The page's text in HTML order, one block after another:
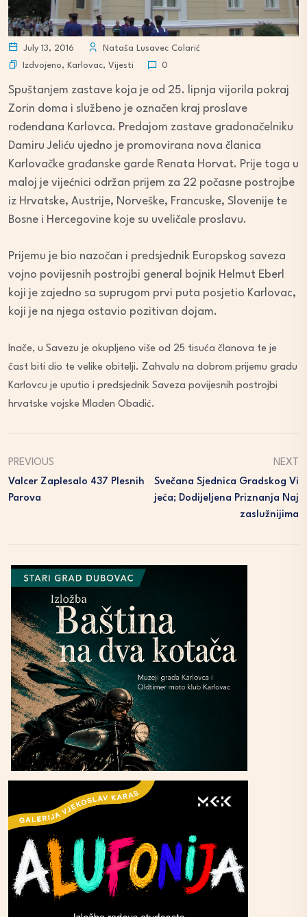
July 13, 2016
Nataša Lusavec Colarić
Izdvojeno, Karlovac, Vijesti 0
Spuštanjem zastave koja je od 25. lipnja vijorila pokraj
Zorin doma i službeno je označen kraj proslave
rođendana Karlovca. Predajom zastave gradonačelniku
Damiru Jeliću ujedno je promovirana nova članica
Karlovačke građanske garde Renata Horvat. Prije toga u
maloj je vijećnici održan prijem za 22 počasne postrojbe
iz Hrvatske, Austrije, Norveške, Francuske, Slovenije te
Bosne i Hercegovine koje su uveličale proslavu.
Prijemu je bio nazočan i predsjednik Europskog saveza
vojno povijesnih postrojbi general bojnik Helmut Eberl
koji je zajedno sa suprugom prvi puta posjetio Karlovac,
koji je na njega ostavio pozitivan dojam.
Inače, u Savezu je okupljeno više od 25 tisuća članova te je
čast biti dio te velike obitelji. Zahvalu na dobrom prijemu gradu
Karlovcu je uputio i predsjednik Saveza povijesnih postrojbi
hrvatske vojske Mladen Obadić.
PREVIOUS
Valcer Zaplesalo 437 Plesnih
Parova
NEXT
Svečana Sjednica Gradskog Vi
Jeća; Dodijeljena Priznanja Naj
Zaslužnijima